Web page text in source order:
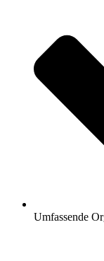
Umfassende